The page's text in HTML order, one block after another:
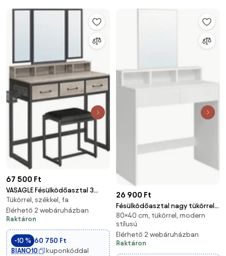
67 500 Ft
VASAGLE Fésülködőasztal 3
részes lehajtható tükörrel
szürke-bézs és fekete színben
Tükörrel, székkel, fa
Elérhető 2 webáruházban
Raktáron
-10 % 60 750 Ft
BIANO10
kuponkóddal
26 900 Ft
Fésülködőasztal nagy tükörrel,
2 fiókkal, modern kozmetikai
asztal, fehér
80×40 cm, tükörrel, modern
stílusú
Elérhető 2 webáruházban
Raktáron